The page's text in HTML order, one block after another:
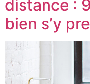
distance :
bien s’y